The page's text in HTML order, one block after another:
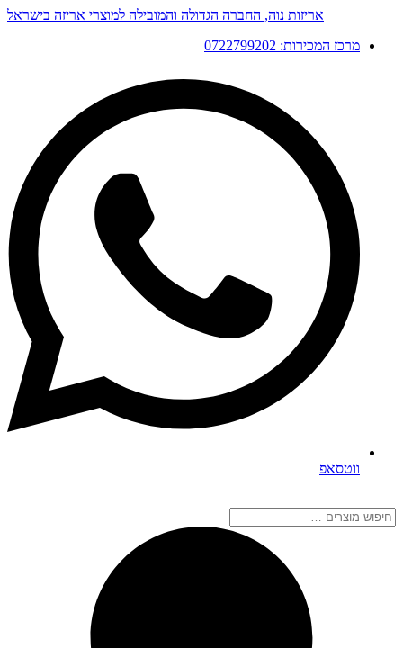
אריזות נוה, החברה הגדולה והמובילה למוצרי אריזה בישראל
מרכז המכירות: 0722799202
ווטסאפ
חיפוש
מוצרים